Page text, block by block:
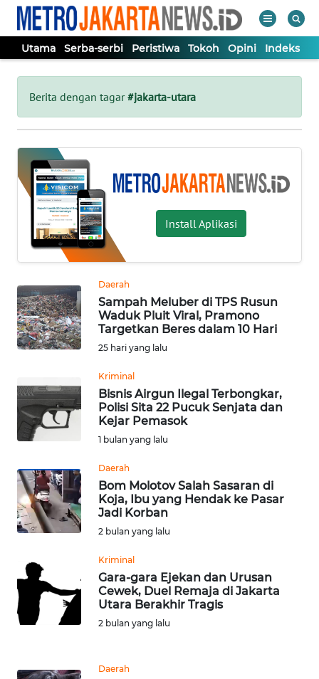
Utama Serba-serbi Peristiwa Tokoh Opini Indeks
Berita dengan tagar#jakarta-utara
Install Aplikasi
Daerah
Sampah Meluber di TPS Rusun
Waduk Pluit Viral, Pramono
Targetkan Beres dalam 10 Hari
25 hari yang lalu
Kriminal
Bisnis Airgun Ilegal Terbongkar,
Polisi Sita 22 Pucuk Senjata dan
Kejar Pemasok
1 bulan yang lalu
Daerah
Bom Molotov Salah Sasaran di
Koja, Ibu yang Hendak ke Pasar
Jadi Korban
2 bulan yang lalu
Kriminal
Gara-gara Ejekan dan Urusan
Cewek, Duel Remaja di Jakarta
Utara Berakhir Tragis
2 bulan yang lalu
Daerah
Tutup
UTAMA
SERBA-
SERBI
PERISTIWA
TOKOH
OPINI
Informasi
BERITA
KONTAK
KAMI
INFO
IKLAN
TENTANG
PEDOMAN
MEDIA
SIBER